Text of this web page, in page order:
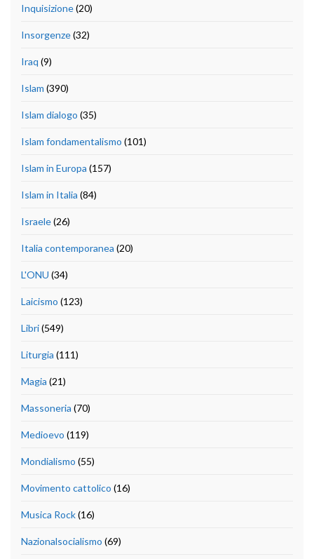
Inquisizione(20)
Insorgenze(32)
Iraq (9)
Islam (390)
Islam dialogo (35)
Islam fondamentalismo (101)
Islam in Europa (157)
Islam in Italia (84)
Israele(26)
Italia contemporanea (20)
L'ONU (34)
Laicismo (123)
Libri(549)
Liturgia (111)
Magia (21)
Massoneria (70)
Medioevo (119)
Mondialismo (55)
Movimento cattolico (16)
Musica Rock(16)
Nazionalsocialismo (69)